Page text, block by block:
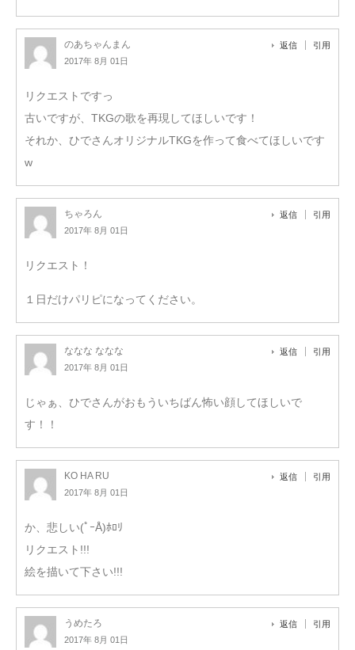
のあちゃんまん
2017年 8月 01日
返信 引用
リクエストですっ
古いですが、TKGの歌を再現してほしいです！
それか、ひでさんオリジナルTKGを作って食べてほしいです
w
ちゃろん
2017年 8月 01日
返信 引用
リクエスト！
１日だけパリピになってください。
ななな ななな
2017年 8月 01日
返信 引用
じゃぁ、ひでさんがおもういちばん怖い顔してほしいで
す！！
KO HA RU
2017年 8月 01日
返信 引用
か、悲しい(ﾟｰÅ)ﾎﾛﾘ
リクエスト!!!
絵を描いて下さい!!!
うめたろ
2017年 8月 01日
返信 引用